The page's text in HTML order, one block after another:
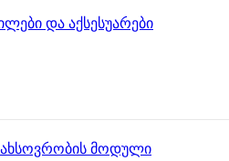
და აქსესუარები
მოდული